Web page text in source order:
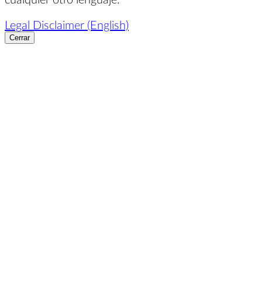
Legal Disclaimer (English)
Cerrar